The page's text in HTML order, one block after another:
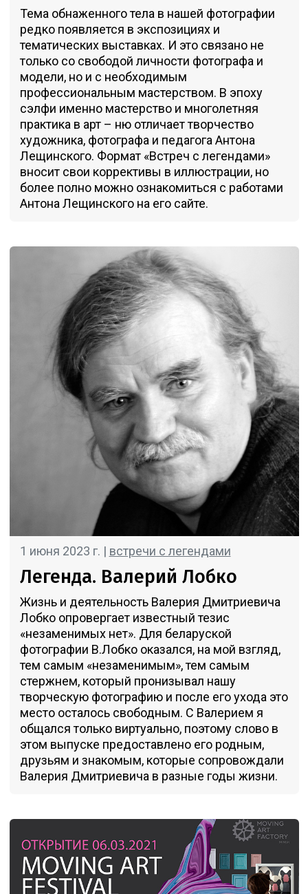
Тема обнаженного тела в нашей фотографии
редко появляется в экспозициях и
тематических выставках. И это связано не
только со свободой личности фотографа и
модели, но и с необходимым
профессиональным мастерством. В эпоху
сэлфи именно мастерство и многолетняя
практика в арт – ню отличает творчество
художника, фотографа и педагога Антона
Лещинского. Формат «Встреч с легендами»
вносит свои коррективы в иллюстрации, но
более полно можно ознакомиться с работами
Антона Лещинского на его сайте.
1 июня 2023 г. | встречи с легендами
Легенда. Валерий Лобко
Жизнь и деятельность Валерия Дмитриевича
Лобко опровергает известный тезис
«незаменимых нет». Для беларуской
фотографии В.Лобко оказался, на мой взгляд,
тем самым «незаменимым», тем самым
стержнем, который пронизывал нашу
творческую фотографию и после его ухода это
место осталось свободным. С Валерием я
общался только виртуально, поэтому слово в
этом выпуске предоставлено его родным,
друзьям и знакомым, которые сопровождали
Валерия Дмитриевича в разные годы жизни.